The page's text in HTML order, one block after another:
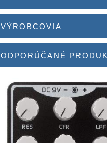
VÝROBCOVIA
ODPORÚČANÉ